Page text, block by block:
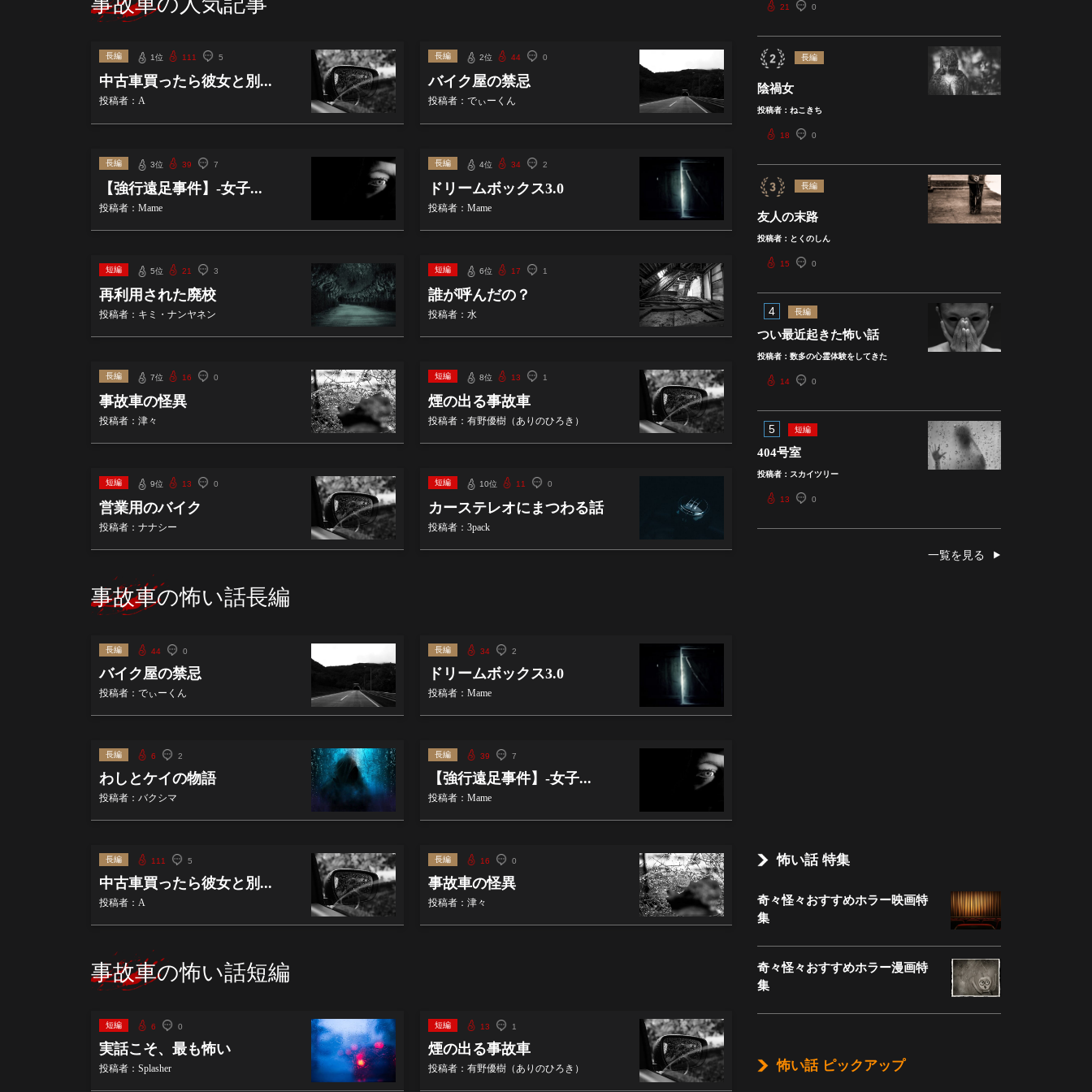
21 0
長編
陰禍女
投稿者：ねこきち
18 0
長編
友人の末路
投稿者：とくのしん
15 0
4 長編
つい最近起きた怖い話
投稿者：数多の心霊体験をしてきた
14 0
5 短編
404号室
投稿者：スカイツリー
13 0
一覧を見る
怖い話 特集
奇々怪々おすすめホラー映画特
集
奇々怪々おすすめホラー漫画特
集
怖い話 ピックアップ
長編 1位 111 5
中古車買ったら彼女と別...
投稿者：A
長編 2位 44 0
バイク屋の禁忌
投稿者：でぃーくん
長編 3位 39 7
【強行遠足事件】-女子...
投稿者：Mame
長編 4位 34 2
ドリームボックス3.0
投稿者：Mame
短編 5位 21 3
再利用された廃校
投稿者：キミ・ナンヤネン
短編 6位 17 1
誰が呼んだの？
投稿者：水
長編 7位 16 0
事故車の怪異
投稿者：津々
短編 8位 13 1
煙の出る事故車
投稿者：有野優樹（ありのひろき）
短編 9位 13 0
営業用のバイク
投稿者：ナナシー
短編 10位 11 0
カーステレオにまつわる話
投稿者：3pack
事故車の怖い話長編
長編 44 0
バイク屋の禁忌
投稿者：でぃーくん
長編 34 2
ドリームボックス3.0
投稿者：Mame
長編 6 2
わしとケイの物語
投稿者：バクシマ
長編 39 7
【強行遠足事件】-女子...
投稿者：Mame
長編 111 5
中古車買ったら彼女と別...
投稿者：A
長編 16 0
事故車の怪異
投稿者：津々
事故車の怖い話短編
短編 6 0
実話こそ、最も怖い
投稿者：Splasher
短編 13 1
煙の出る事故車
投稿者：有野優樹（ありのひろき）